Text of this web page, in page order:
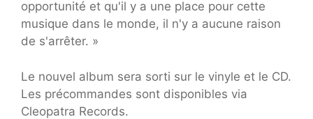
opportunité et qu'il y a une place pour cette
musique dans le monde, il n'y a aucune raison
de s'arrêter. »
Le nouvel album sera sorti sur le vinyle et le CD.
Les précommandes sont disponibles via
Cleopatra Records.